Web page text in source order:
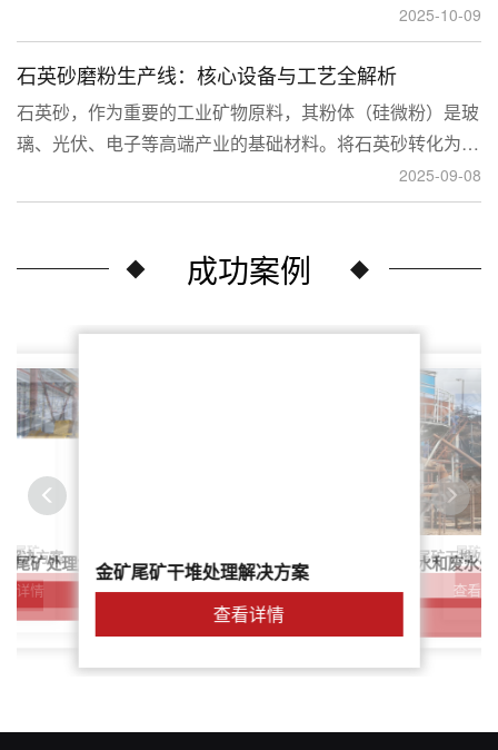
时选矿工艺水平的限制，回收率普遍较低，大量细粒金、包
裹金或与特定矿物共生的金流失到尾矿中，造成了巨大的经
济损失。
2025-10-09
石英砂磨粉生产线：核心设备与工艺全解析
石英砂，作为重要的工业矿物原料，其粉体（硅微粉）是玻
璃、光伏、电子等高端产业的基础材料。将石英砂转化为高
附加值的粉体，离不开一套专业的石英砂磨粉成套设备。本
文将从设备、工艺到应用，为您全面解析这条生产线。
2025-09-08
成功案例
尾矿
解决方案
详情
尾矿处理解决方案简介金矿尾矿干堆处理解决方案
查看详情
鑫海尾矿处理系统：尾矿水和废水
解决方案
针对稀土尾矿干堆处
查看
尾矿干